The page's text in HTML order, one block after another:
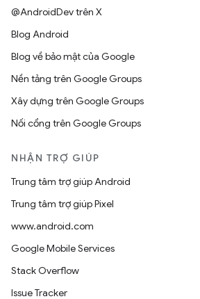
@AndroidDev trên X
Blog Android
Blog về bảo mật của Google
Nền tảng trên Google Groups
Xây dựng trên Google Groups
Nối cổng trên Google Groups
NHẬN TRỢ GIÚP
Trung tâm trợ giúp Android
Trung tâm trợ giúp Pixel
www.android.com
Google Mobile Services
Stack Overflow
Issue Tracker